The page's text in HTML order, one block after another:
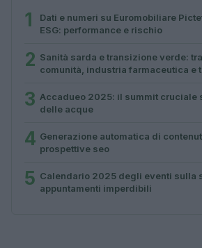
1
Dati e numeri su Euromobiliare
ESG: performance e rischio
2 Sanità sarda e transizione verde:
comunità, industria farmaceutica e
3 Accadueo 2025: il summit cruciale
delle acque
4 Generazione automatica di
prospettive seo
5 Calendario 2025 degli eventi sulla
appuntamenti imperdibili